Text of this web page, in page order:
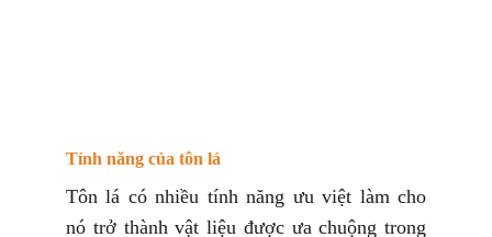
Tính năng của tôn lá
Tôn lá có nhiều tính năng ưu việt làm cho
nó trở thành vật liệu được ưa chuộng trong